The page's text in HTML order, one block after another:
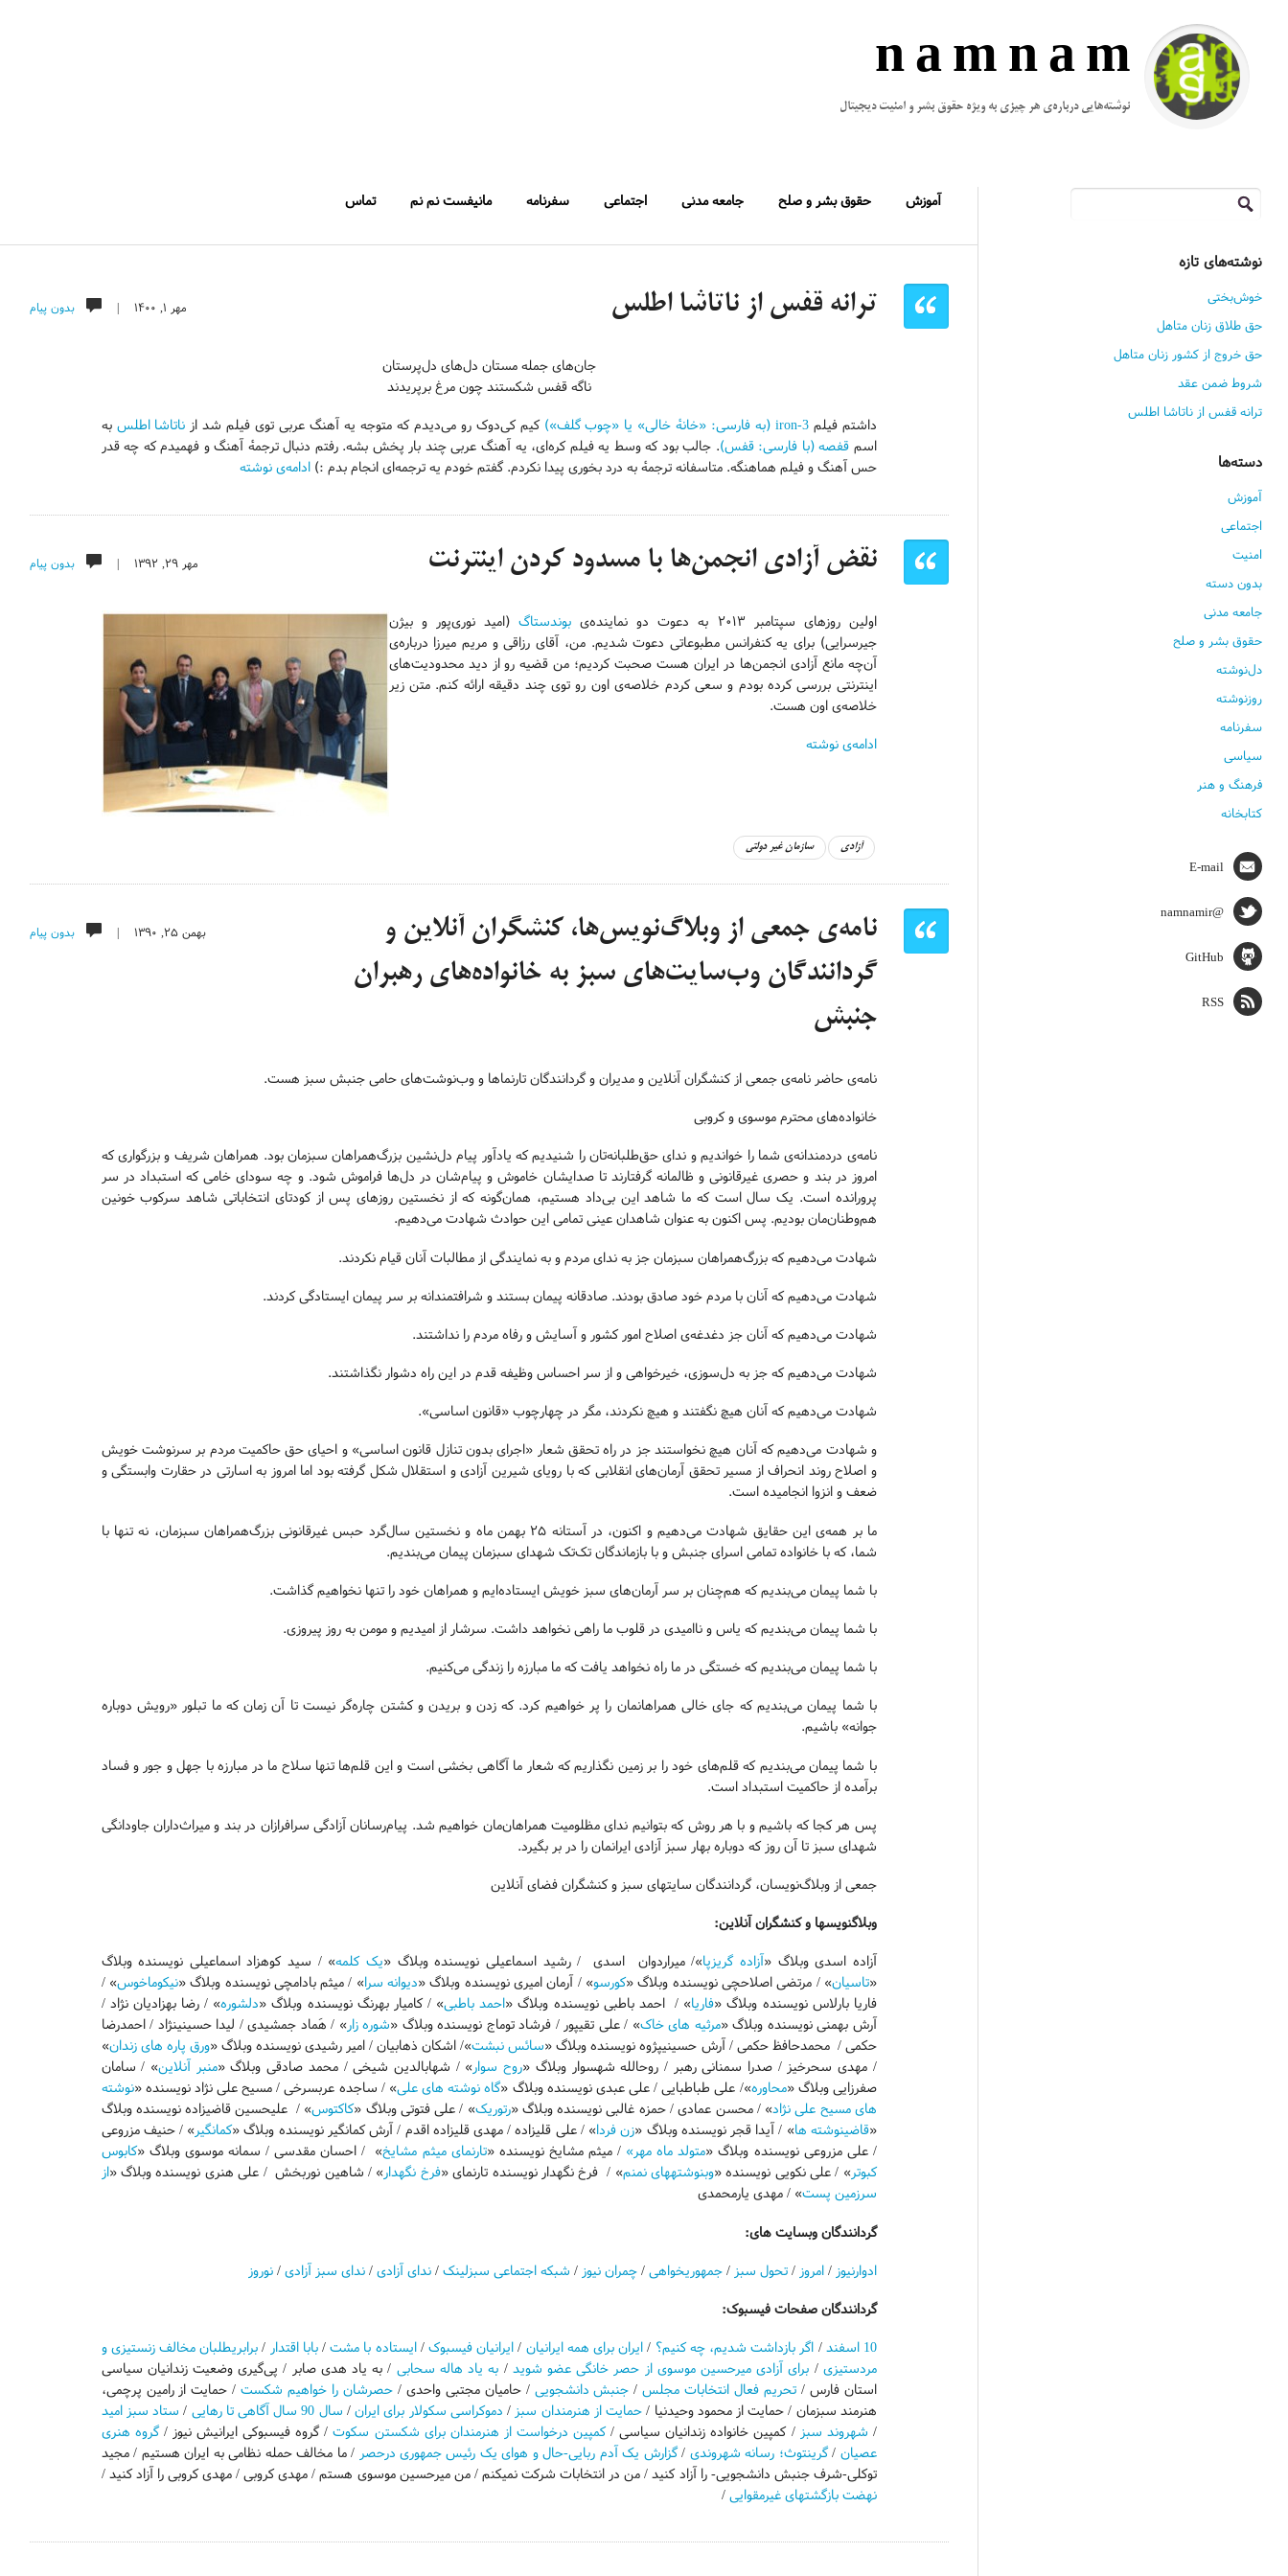
n a m n a m
نوشته‌هایی درباره‌ی هر چیزی به ویژه حقوق بشر و امنیت دیجیتال
آموزش حقوق بشر و صلح جامعه مدنی اجتماعی سفرنامه مانیفست نم نم تماس
مهر ۱, ۱۴۰۰ | بدون پیام ترانه قفس از ناتاشا اطلس
جان‌های جمله مستان دل‌های دل‌پرستان
ناگه قفس شکستند چون مرغ برپریدند
داشتم فیلم 3-iron (به فارسی: «خانهٔ خالی» یا «چوب گلف») کیم کی‌دوک رو می‌دیدم که متوجه یه آهنگ عربی توی فیلم شد از ناتاشا اطلس به
اسم قفصه (با فارسی: قفس). جالب بود که وسط یه فیلم کره‌ای، یه آهنگ عربی چند بار پخش بشه. رفتم دنبال ترجمهٔ آهنگ و فهمیدم که چه قدر
حس آهنگ و فیلم هماهنگه. متاسفانه ترجمهٔ به درد بخوری پیدا نکردم. گفتم خودم یه ترجمه‌ای انجام بدم :)ادامه‌ی نوشته
مهر ۲۹, ۱۳۹۲ | بدون پیام نقض آزادی انجمن‌ها با مسدود کردن اینترنت
اولین روزهای سپتامبر ۲۰۱۳ به دعوت دو نماینده‌ی بوندستاگ(امید نوری‌پور و بیژن
جیرسرایی) برای یه کنفرانس مطبوعاتی دعوت شدیم. من، آقای رزاقی و مریم میرزا درباره‌ی
آن‌چه مانع آزادی انجمن‌ها در ایران هست صحبت کردیم؛ من قضیه رو از دید محدودیت‌های
اینترنتی بررسی کرده بودم و سعی کردم خلاصه‌ی اون رو توی چند دقیقه ارائه کنم. متن زیر
خلاصه‌ی اون هست.
ادامه‌ی نوشته
آزادی سازمان غیر دولتی
بهمن ۲۵, ۱۳۹۰ | بدون پیام
نامه‌ی جمعی از وبلاگ‌نویس­‌ها، کنشگران آنلاین و
گردانندگان وب‌سایت­‌های سبز به خانواده‌‌­های رهبران
جنبش
نامه‌ی حاضر نامه‌ی جمعی از کنشگران آنلاین و مدیران و گردانندگان تارنماها و وب‌نوشت‌های حامی جنبش سبز هست.
خانواده‌های محترم موسوی و کروبی
نامه‌ی دردمندانه‌ی شما را خواندیم و ندای حق‌طلبانه‌تان را شنیدیم که یادآور پیام دل‌نشین بزرگ‌همراهان سبزمان بود. همراهان شریف و بزرگواری که
امروز در بند و حصری غیرقانونی و ظالمانه‌ گرفتارند تا صدایشان خاموش و پیام‌شان در دل‌ها فراموش شود. و چه سودای خامی که استبداد در سر
پرورانده‌ است. یک سال است که ما شاهد این بی‌داد هستیم، همان‌گونه که از نخستین روزهای پس از کودتای انتخاباتی شاهد سرکوب خونین
هم‌وطنان‌مان بودیم. پس اکنون به عنوان شاهدان عینی تمامی این حوادث شهادت می‌دهیم.
شهادت می‌دهیم که بزرگ‌همراهان سبزمان جز به ندای مردم و به نمایندگی از مطالبات آنان قیام نکردند.
شهادت می‌دهیم که آنان با مردم خود صادق بودند. صادقانه پیمان بستند و شرافتمندانه بر سر پیمان ایستادگی کردند.
شهادت می‌دهیم که آنان جز دغدغه‌ی اصلاح امور کشور و آسایش و رفاه مردم را نداشتند.
شهادت می‌دهیم که جز به دل‌سوزی، خیرخواهی و از سر احساس وظیفه قدم در این راه دشوار نگذاشتند.
شهادت می‌دهیم که آنان هیچ نگفتند و هیچ نکردند، مگر در چهارچوب «قانون اساسی».
و شهادت می‌دهیم که آنان هیچ نخواستند جز در راه تحقق شعار «اجرای بدون تنازل قانون اساسی» و احیای حق حاکمیت مردم بر سرنوشت خویش
و اصلاح روند انحراف از مسیر تحقق آرمان‌های انقلابی که با رویای شیرین آزادی و استقلال شکل گرفته بود اما امروز به اسارتی در حقارت وابستگی و
ضعف و انزوا انجامیده است.
ما بر همه‌ی این حقایق شهادت می‌دهیم و اکنون، در آستانه ۲۵ بهمن ماه و نخستین سال‌گرد حبس غیرقانونی بزرگ‌همراهان سبزمان، نه تنها با
شما، که با خانواده تمامی اسرای جنبش و با بازماندگان تک‌تک شهدای سبزمان پیمان می‌بندیم.
با شما پیمان می‌بندیم که هم‌چنان بر سر آرمان‌های سبز خویش ایستاده‌ایم و همراهان خود را تنها نخواهیم گذاشت.
با شما پیمان می‌بندیم که یاس و ناامیدی در قلوب ما راهی نخواهد داشت. سرشار از امیدیم و مومن به روز پیروزی.
با شما پیمان می‌بندیم که خستگی در ما راه نخواهد یافت که ما مبارزه را زندگی می‌کنیم.
با شما پیمان می‌بندیم که جای خالی همراهانمان را پر خواهیم کرد. که زدن و بریدن و کشتن چاره‌گر نیست تا آن زمان که ما تبلور «رویش دوباره
جوانه» باشیم.
با شما پیمان می‌بندیم که قلم‌های خود را بر زمین نگذاریم که شعار ما آگاهی بخشی است و این قلم‌ها تنها سلاح ما در مبارزه با جهل و جور و فساد
برآمده از حاکمیت استبداد است.
پس هر کجا که باشیم و با هر روش که بتوانیم ندای مظلومیت همراهان‌مان خواهیم شد. پیام‌رسانان آزادگی سرافرازان در بند و میراث‌داران جاودانگی
شهدای سبز تا آن روز که دوباره بهار سبز آزادی ایرانمان را در بر بگیرد.
جمعی از وبلاگ‌نویسان، گردانندگان سایت­های سبز و کنشگران فضای آنلاین
وبلاگ­نویس­ها و کنشگران آنلاین:
آزاده اسدی وبلاگ «آزاده گریزپا»/ میراردوان اسدی / رشید اسماعیلی نویسنده وبلاگ «یک کلمه» / سید کوهزاد اسماعیلی نویسنده وبلاگ
«تاسیان» / مرتضی اصلاحچی نویسنده وبلاگ «کورسو» / آرمان امیری نویسنده وبلاگ «دیوانه سرا» / میثم بادامچی نویسنده وبلاگ «نیکوماخوس» /
فاریا بارلاس نویسنده وبلاگ «فاریا» / احمد باطبی نویسنده وبلاگ «احمد باطبی» / کامیار بهرنگ نویسنده وبلاگ «دلشوره» / رضا بهزادیان نژاد /
آرش بهمنی نویسنده وبلاگ «مرثیه های خاک» / علی تقی­پور / فرشاد توماج نویسنده وبلاگ «شوره زار» / هَماد جمشیدی / لیدا حسینی­نژاد / احمدرضا
حکمی / محمدحافظ حکمی / آرش حسینی­پژوه نویسنده وبلاگ «سائس نبشت»/ اشکان ذهابیان / امیر رشیدی نویسنده وبلاگ «ورق پاره های زندان»
/ مهدی سحرخیز / صدرا سمنانی رهبر / روح­الله شهسوار وبلاگ «روح سوار» / شهاب­الدین شیخی / محمد صادقی وبلاگ «منبر آنلاین» / سامان
صفرزایی وبلاگ «محاوره»/ علی طباطبایی / علی عبدی نویسنده وبلاگ «گاه نوشته های علی» / ساجده عرب­سرخی / مسیح علی نژاد نویسنده «نوشته
های مسیح علی نژاد» / محسن عمادی / حمزه غالبی نویسنده وبلاگ «رتوریک» / علی فتوتی وبلاگ «کاکتوس» / علی­حسین قاضی­زاده نویسنده وبلاگ
«قاضی­نوشته ها» / آیدا قجر نویسنده وبلاگ «زن فردا» / علی قلی­زاده / مهدی قلی­زاده اقدم / آرش کمانگیر نویسنده وبلاگ «کمانگیر» / حنیف مزروعی
/ علی مزروعی نویسنده وبلاگ «متولد ماه مهر» / میثم مشایخ نویسنده «تارنمای میثم مشایخ» / احسان مقدسی / سمانه موسوی وبلاگ «کابوس
کبوتر» / علی نکویی نویسنده «وب­نوشته­های نم­نم» / فرخ نگهدار نویسنده تارنمای «فرخ نگهدار» / شاهین نوربخش / علی هنری نویسنده وبلاگ «از
سرزمین پست» / مهدی یارمحمدی
گردانندگان وبسایت های:
ادوارنیوز /امروز /تحول سبز /جمهوری­خواهی /چمران نیوز / شبکه اجتماعی سبزلینک /ندای آزادی /ندای سبز آزادی /نوروز
گردانندگان صفحات فیسبوک:
10 اسفند / اگر بازداشت شدیم، چه کنیم؟ / ایران برای همه ایرانیان / ایرانیان فیسبوک /ایستاده با مشت/بابا اقتدار / برابری­طلبان مخالف زن­ستیزی و
مرد­ستیزی / برای آزادی میرحسین موسوی از حصر خانگی عضو شوید / به یاد هاله سحابی / به یاد هدی صابر / پی‌گیری وضعیت زندانیان سیاسی
استان فارس / تحریم فعال انتخابات مجلس/ جنبش دانشجویی / حامیان مجتبی واحدی / حصرشان را خواهیم شکست/ حمایت از رامین پرچمی،
هنرمند سبزمان / حمایت از محمود وحیدنیا / حمایت از هنرمندان سبز / دموکراسی سکولار برای ایران/ سال 90 سال آگاهی تا رهایی / ستاد سبز امید
/ شهروند سبز / کمپین خانواده زندانیان سیاسی /کمپین درخواست از هنرمندان برای شکستن سکوت/ گروه فیسبوکی ایرانیش نیوز /گروه هنری
عصیان /گرین­توث؛ رسانه شهروندی /گزارش یک آدم ربایی-حال و هوای یک رئیس جمهوری درحصر / ما مخالف حمله نظامی به ایران هستیم / مجید
توکلی-شرف جنبش دانشجویی- را آزاد کنید / من در انتخابات شرکت نمی­کنم / من میرحسین موسوی هستم / مهدی کروبی / مهدی کروبی را آزاد کنید /
نهضت بازگشت­های غیرمقوایی /
جستجو
برای:
نوشته‌های تازه
خوش‌بختی
حق طلاق زنان متاهل
حق خروج از کشور زنان متاهل
شروط ضمن عقد
ترانه قفس از ناتاشا اطلس
دسته‌ها
آموزش
اجتماعی
امنیت
بدون دسته
جامعه مدنی
حقوق بشر و صلح
دل‌نوشته
روزنوشته
سفرنامه
سیاسی
فرهنگ و هنر
کتابخانه
E-mail
@namnamir
GitHub
RSS